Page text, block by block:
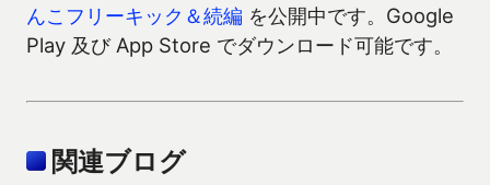
んこフリーキック＆続編 を公開中です。Google
Play 及び App Store でダウンロード可能です。
関連ブログ